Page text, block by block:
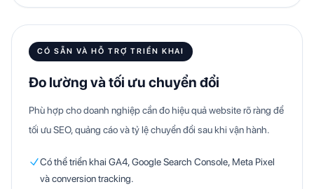
CÓ SẴN VÀ HỖ TRỢ TRIỂN KHAI
Đo lường và tối ưu chuyển đổi
Phù hợp cho doanh nghiệp cần đo hiệu quả website rõ ràng để
tối ưu SEO, quảng cáo và tỷ lệ chuyển đổi sau khi vận hành.
Có thể triển khai GA4, Google Search Console, Meta Pixel
và conversion tracking.